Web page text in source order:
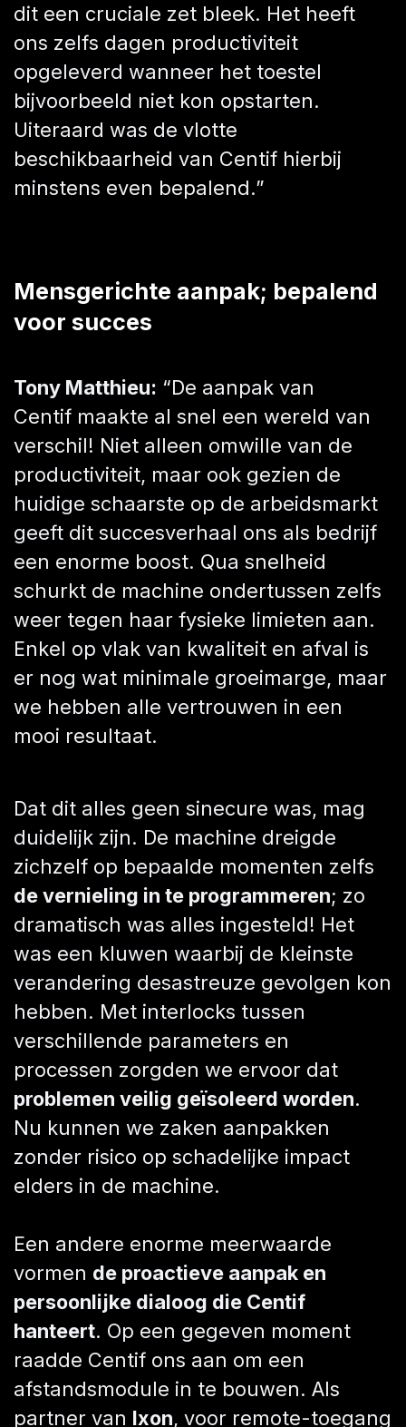
dit een cruciale zet bleek. Het heeft
ons zelfs dagen productiviteit
opgeleverd wanneer het toestel
bijvoorbeeld niet kon opstarten.
Uiteraard was de vlotte
beschikbaarheid van Centif hierbij
minstens even bepalend.”
Mensgerichte aanpak; bepalend
voor succes
Tony Matthieu: “De aanpak van
Centif maakte al snel een wereld van
verschil! Niet alleen omwille van de
productiviteit, maar ook gezien de
huidige schaarste op de arbeidsmarkt
geeft dit succesverhaal ons als bedrijf
een enorme boost. Qua snelheid
schurkt de machine ondertussen zelfs
weer tegen haar fysieke limieten aan.
Enkel op vlak van kwaliteit en afval is
er nog wat minimale groeimarge, maar
we hebben alle vertrouwen in een
mooi resultaat.
Dat dit alles geen sinecure was, mag
duidelijk zijn. De machine dreigde
zichzelf op bepaalde momenten zelfs
de vernieling in te programmeren; zo
dramatisch was alles ingesteld! Het
was een kluwen waarbij de kleinste
verandering desastreuze gevolgen kon
hebben. Met interlocks tussen
verschillende parameters en
processen zorgden we ervoor dat
problemen veilig geïsoleerd worden.
Nu kunnen we zaken aanpakken
zonder risico op schadelijke impact
elders in de machine.
Een andere enorme meerwaarde
vormen de proactieve aanpak en
persoonlijke dialoog die Centif
hanteert. Op een gegeven moment
raadde Centif ons aan om een
afstandsmodule in te bouwen. Als
partner van Ixon, voor remote-toegang